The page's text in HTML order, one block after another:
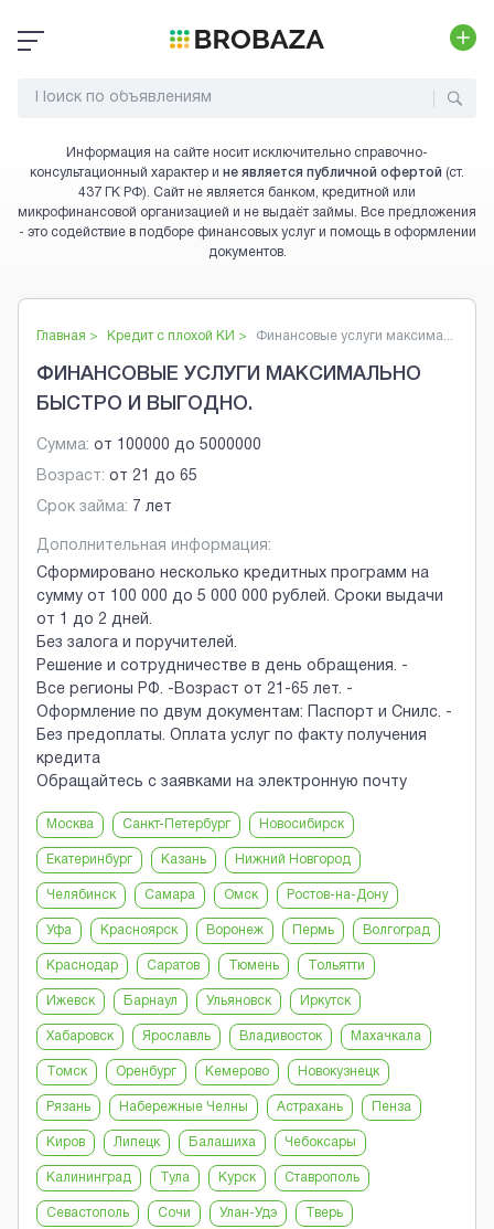
Информация на сайте носит исключительно справочно-
консультационный характер и не является публичной офертой (ст.
437 ГК РФ). Сайт не является банком, кредитной или
микрофинансовой организацией и не выдаёт займы. Все предложения
- это содействие в подборе финансовых услуг и помощь в оформлении
документов.
Главная > Кредит с плохой КИ > Финансовые услуги максима...
ФИНАНСОВЫЕ УСЛУГИ МАКСИМАЛЬНО
БЫСТРО И ВЫГОДНО.
Сумма: от 100000 до 5000000
Возраст: от 21 до 65
Срок займа: 7 лет
Дополнительная информация:
Сформировано несколько кредитных программ на
сумму от 100 000 до 5 000 000 рублей. Сроки выдачи
от 1 до 2 дней.
Без залога и поручителей.
Решение и сотрудничестве в день обращения. -
Все регионы РФ. -Возраст от 21-65 лет. -
Оформление по двум документам: Паспорт и Снилс. -
Без предоплаты. Оплата услуг по факту получения
кредита
Обращайтесь с заявками на электронную почту
Москва Санкт-Петербург Новосибирск
Екатеринбург Казань Нижний Новгород
Челябинск Самара Омск Ростов-на-Дону
Уфа Красноярск Воронеж Пермь Волгоград
Краснодар Саратов Тюмень Тольятти
Ижевск Барнаул Ульяновск Иркутск
Хабаровск Ярославль Владивосток Махачкала
Томск Оренбург Кемерово Новокузнецк
Рязань Набережные Челны Астрахань Пенза
Киров Липецк Балашиха Чебоксары
Калининград Тула Курск Ставрополь
Севастополь Сочи Улан-Удэ Тверь